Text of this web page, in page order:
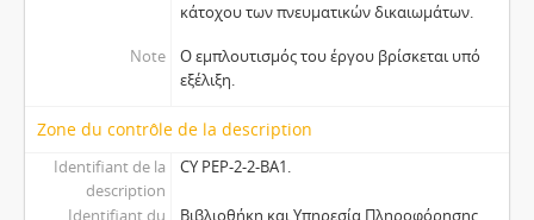
κάτοχου των πνευματικών δικαιωμάτων.
Note
Ο εμπλουτισμός του έργου βρίσκεται υπό
εξέλιξη.
Zone du contrôle de la description
Identifiant de la
description
CY PEP-2-2-BA1.
Identifiant du
Βιβλιοθήκη και Υπηρεσία Πληροφόρησης